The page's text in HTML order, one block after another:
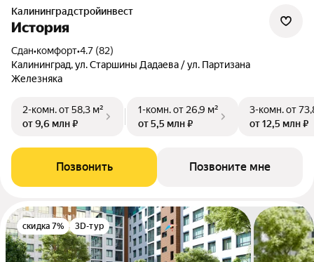
Калининградстройинвест
История
Сдан•комфорт•4.7 (82)
Калининград, ул. Старшины Дадаева / ул. Партизана
Железняка
2-комн.от 58,3 м²
от 9,6 млн ₽
1-комн.от 26,9 м²
от 5,5 млн ₽
3-комн.от
от 12,5 млн ₽
Позвонить Позвоните мне
скидка 7% 3D-тур